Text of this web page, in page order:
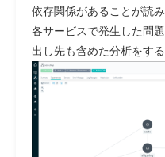
依存関係があることが読み
各サービスで発生した問
出し先も含めた分析をす